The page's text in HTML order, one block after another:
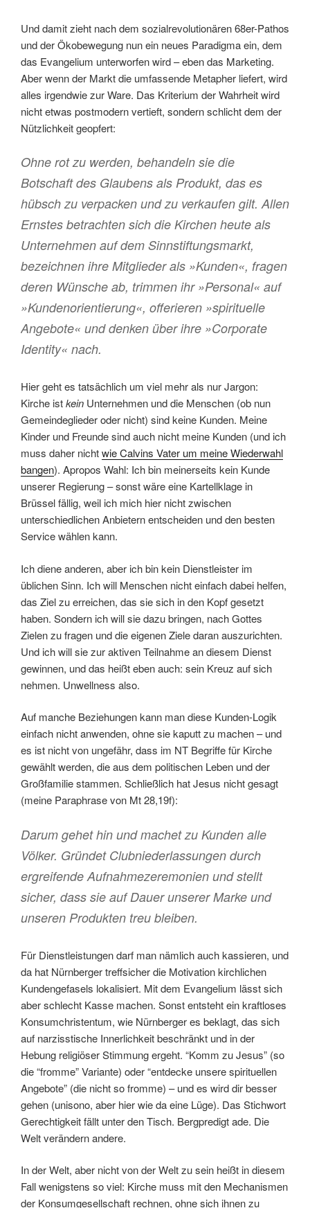
Und damit zieht nach dem sozialrevolutionären 68er-Pathos
und der Ökobewegung nun ein neues Paradigma ein, dem
das Evangelium unterworfen wird – eben das Marketing.
Aber wenn der Markt die umfassende Metapher liefert, wird
alles irgendwie zur Ware. Das Kriterium der Wahrheit wird
nicht etwas postmodern vertieft, sondern schlicht dem der
Nützlichkeit geopfert:
Ohne rot zu werden, behandeln sie die
Botschaft des Glaubens als Produkt, das es
hübsch zu verpacken und zu verkaufen gilt. Allen
Ernstes betrachten sich die Kirchen heute als
Unternehmen auf dem Sinnstiftungsmarkt,
bezeichnen ihre Mitglieder als »Kunden«, fragen
deren Wünsche ab, trimmen ihr »Personal« auf
»Kundenorientierung«, offerieren »spirituelle
Angebote« und denken über ihre »Corporate
Identity« nach.
Hier geht es tatsächlich um viel mehr als nur Jargon:
Kirche istkein Unternehmen und die Menschen (ob nun
Gemeindeglieder oder nicht) sind keine Kunden. Meine
Kinder und Freunde sind auch nicht meine Kunden (und ich
muss daher nichtwie Calvins Vater um meine Wiederwahl
bangen). Apropos Wahl: Ich bin meinerseits kein Kunde
unserer Regierung – sonst wäre eine Kartellklage in
Brüssel fällig, weil ich mich hier nicht zwischen
unterschiedlichen Anbietern entscheiden und den besten
Service wählen kann.
Ich diene anderen, aber ich bin kein Dienstleister im
üblichen Sinn. Ich will Menschen nicht einfach dabei helfen,
das Ziel zu erreichen, das sie sich in den Kopf gesetzt
haben. Sondern ich will sie dazu bringen, nach Gottes
Zielen zu fragen und die eigenen Ziele daran auszurichten.
Und ich will sie zur aktiven Teilnahme an diesem Dienst
gewinnen, und das heißt eben auch: sein Kreuz auf sich
nehmen. Unwellness also.
Auf manche Beziehungen kann man diese Kunden-Logik
einfach nicht anwenden, ohne sie kaputt zu machen – und
es ist nicht von ungefähr, dass im NT Begriffe für Kirche
gewählt werden, die aus dem politischen Leben und der
Großfamilie stammen. Schließlich hat Jesus nicht gesagt
(meine Paraphrase von Mt 28,19f):
Darum gehet hin und machet zu Kunden alle
Völker. Gründet Clubniederlassungen durch
ergreifende Aufnahmezeremonien und stellt
sicher, dass sie auf Dauer unserer Marke und
unseren Produkten treu bleiben.
Für Dienstleistungen darf man nämlich auch kassieren, und
da hat Nürnberger treffsicher die Motivation kirchlichen
Kundengefasels lokalisiert. Mit dem Evangelium lässt sich
aber schlecht Kasse machen. Sonst entsteht ein kraftloses
Konsumchristentum, wie Nürnberger es beklagt, das sich
auf narzisstische Innerlichkeit beschränkt und in der
Hebung religiöser Stimmung ergeht. “Komm zu Jesus” (so
die “fromme” Variante) oder “entdecke unsere spirituellen
Angebote” (die nicht so fromme) – und es wird dir besser
gehen (unisono, aber hier wie da eine Lüge). Das Stichwort
Gerechtigkeit fällt unter den Tisch. Bergpredigt ade. Die
Welt verändern andere.
In der Welt, aber nicht von der Welt zu sein heißt in diesem
Fall wenigstens so viel: Kirche muss mit den Mechanismen
der Konsumgesellschaft rechnen, ohne sich ihnen zu